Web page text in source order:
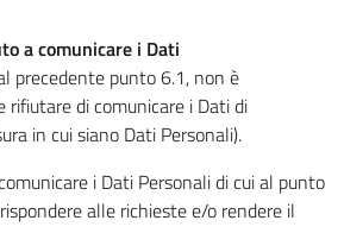
a comunicare i Dati
precedente punto 6.1, non è
rifiutare di comunicare i Dati di
in cui siano Dati Personali).
i Dati Personali di cui al punto
alle richieste e/o rendere il